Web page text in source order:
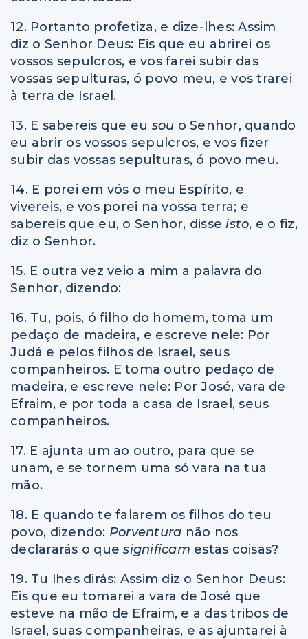
12. Portanto profetiza, e dize-lhes: Assim
diz o Senhor Deus: Eis que eu abrirei os
vossos sepulcros, e vos farei subir das
vossas sepulturas, ó povo meu, e vos trarei
à terra de Israel.
13. E sabereis que eu sou o Senhor, quando
eu abrir os vossos sepulcros, e vos fizer
subir das vossas sepulturas, ó povo meu.
14. E porei em vós o meu Espírito, e
vivereis, e vos porei na vossa terra; e
sabereis que eu, o Senhor, disseisto, e o fiz,
diz o Senhor.
15. E outra vez veio a mim a palavra do
Senhor, dizendo:
16. Tu, pois, ó filho do homem, toma um
pedaço de madeira, e escreve nele: Por
Judá e pelos filhos de Israel, seus
companheiros. E toma outro pedaço de
madeira, e escreve nele: Por José, vara de
Efraim, e por toda a casa de Israel, seus
companheiros.
17. E ajunta um ao outro, para que se
unam, e se tornem uma só vara na tua
mão.
18. E quando te falarem os filhos do teu
povo, dizendo: Porventura não nos
declararás o quesignificam estas coisas?
19. Tu lhes dirás: Assim diz o Senhor Deus:
Eis que eu tomarei a vara de José que
esteve na mão de Efraim, e a das tribos de
Israel, suas companheiras, e as ajuntarei à